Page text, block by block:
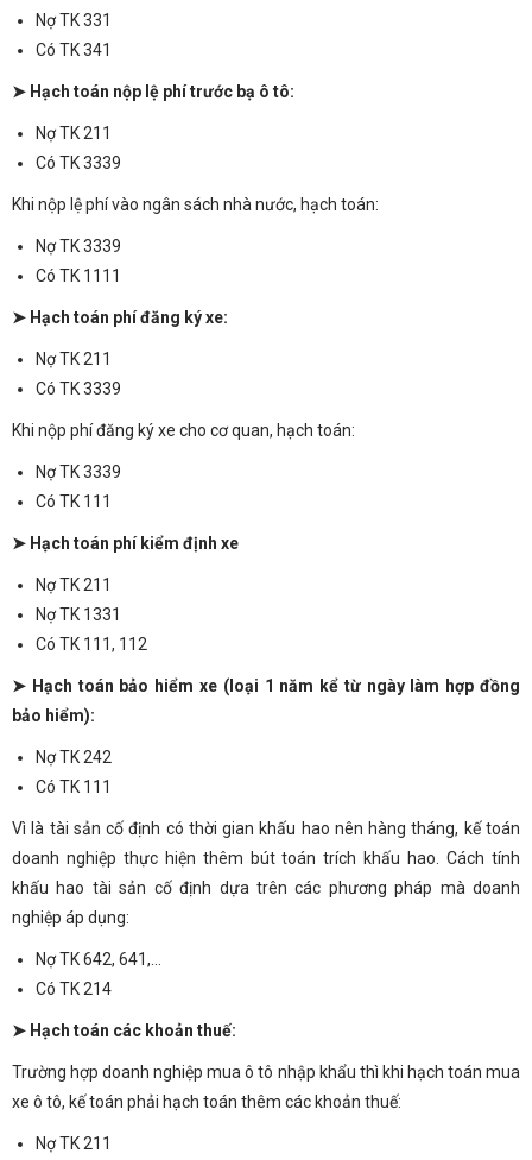
Nợ TK 331
Có TK 341
➤ Hạch toán nộp lệ phí trước bạ ô tô:
Nợ TK 211
Có TK 3339
Khi nộp lệ phí vào ngân sách nhà nước, hạch toán:
Nợ TK 3339
Có TK 1111
➤ Hạch toán phí đăng ký xe:
Nợ TK 211
Có TK 3339
Khi nộp phí đăng ký xe cho cơ quan, hạch toán:
Nợ TK 3339
Có TK 111
➤ Hạch toán phí kiểm định xe
Nợ TK 211
Nợ TK 1331
Có TK 111, 112
➤ Hạch toán bảo hiểm xe (loại 1 năm kể từ ngày làm hợp đồng
bảo hiểm):
Nợ TK 242
Có TK 111
Vì là tài sản cố định có thời gian khấu hao nên hàng tháng, kế toán
doanh nghiệp thực hiện thêm bút toán trích khấu hao. Cách tính
khấu hao tài sản cố định dựa trên các phương pháp mà doanh
nghiệp áp dụng:
Nợ TK 642, 641,…
Có TK 214
➤ Hạch toán các khoản thuế:
Trường hợp doanh nghiệp mua ô tô nhập khẩu thì khi hạch toán mua
xe ô tô, kế toán phải hạch toán thêm các khoản thuế:
Nợ TK 211